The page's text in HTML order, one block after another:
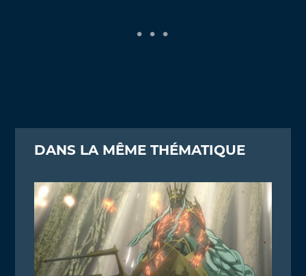
DANS LA MÊME THÉMATIQUE